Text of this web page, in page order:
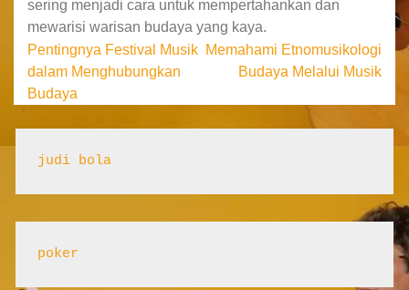
sering menjadi cara untuk mempertahankan dan
mewarisi warisan budaya yang kaya.
Post
navigation
Pentingnya Festival Musik
dalam Menghubungkan
Budaya
Memahami Etnomusikologi
Budaya Melalui Musik
judi bola
poker